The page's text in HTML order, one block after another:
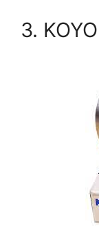
3. KOYO